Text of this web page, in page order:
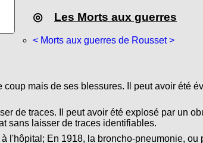
◎ Les Morts aux guerres
< Morts aux guerres de Rousset >
coup mais de ses blessures. Il peut avoir été
de traces. Il peut avoir été explosé par un
sans laisser de traces identifiables.
l'hôpital; En 1918, la broncho-pneumonie, ou